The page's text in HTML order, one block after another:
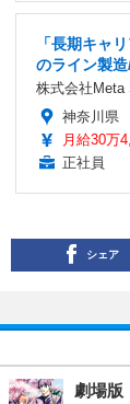
「長期キャ
のライン製
株式会社Meta
神奈川県
月給30万
正社員
シェア
劇場版